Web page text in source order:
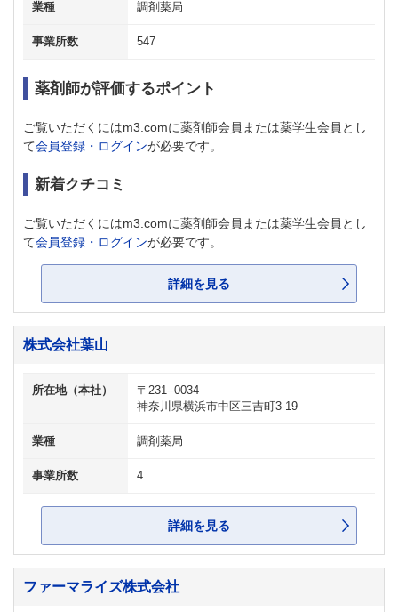
業種 調剤薬局
事業所数 547
薬剤師が評価するポイント
ご覧いただくにはm3.comに薬剤師会員または薬学生会員とし
て会員登録・ログインが必要です。
新着クチコミ
ご覧いただくにはm3.comに薬剤師会員または薬学生会員とし
て会員登録・ログインが必要です。
詳細を見る
株式会社葉山
所在地（本社）
〒231--0034
神奈川県横浜市中区三吉町3-19
業種 調剤薬局
事業所数 4
詳細を見る
ファーマライズ株式会社